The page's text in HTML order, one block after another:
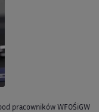
pracowników WFOŚiGW